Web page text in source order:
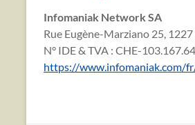
Infomaniak Network SA
Rue Eugène-Marziano 25, 1227
N° IDE & TVA : CHE-
https://www.infomaniak.com/